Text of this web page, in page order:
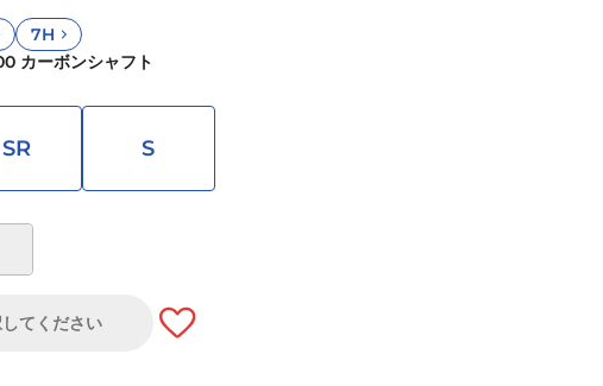
7H
カーボンシャフト
SR S
てください